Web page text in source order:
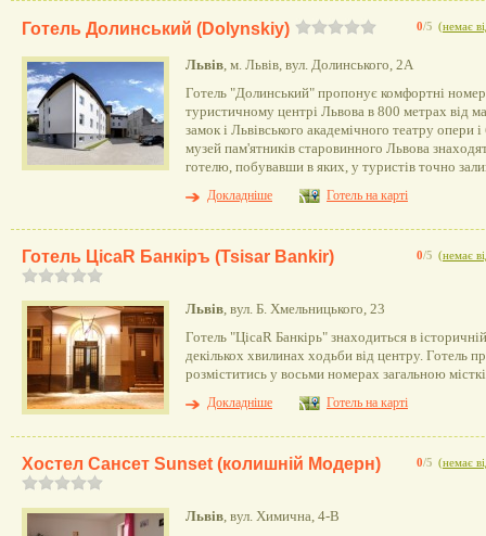
0/5 (немає
Готель Долинський (Dolynskiy)
Львів, м. Львів, вул. Долинського, 2А
Готель "Долинський" пропонує комфортні
туристичному центрі Львова в 800 метрах від
замок і Львівського академічного театру опери
музей пам'ятників старовинного Львова
готелю, побувавши в яких, у туристів точно
Докладніше
Готель на карті
0/5 (немає
Готель ЦісаR Банкіръ (Tsisar Bankir)
Львів, вул. Б. Хмельницького, 23
Готель "ЦісаR Банкірь" знаходиться в
декількох хвилинах ходьби від центру. Готель
розміститись у восьми номерах загальною
Докладніше
Готель на карті
0/5 (немає
Хостел Сансет Sunset (колишній Модерн)
Львів, вул. Химична, 4-В